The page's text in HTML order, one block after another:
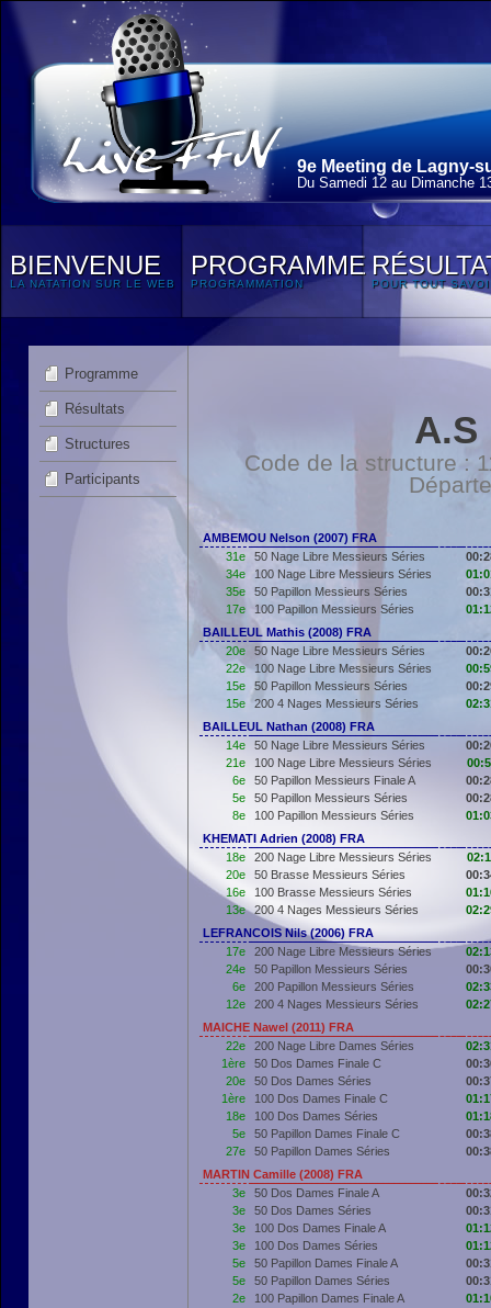
9e Meeting de Lagny-
Du Samedi 12 au Dimanche
BIENVENUE
LA NATATION SUR LE WEB
PROGRAMME
PROGRAMMATION POUR TOUT
Programme
Résultats
Structures
Participants
A.S
Code de la structure :
AMBEMOU Nelson (2007) FRA
31e
50 Nage Libre Messieurs Séries
34e
100 Nage Libre Messieurs Séries
35e
50 Papillon Messieurs Séries
17e
100 Papillon Messieurs Séries
BAILLEUL Mathis (2008) FRA
20e
50 Nage Libre Messieurs Séries
22e
100 Nage Libre Messieurs Séries
15e
50 Papillon Messieurs Séries
15e
200 4 Nages Messieurs Séries
BAILLEUL Nathan (2008) FRA
14e
50 Nage Libre Messieurs Séries
21e
100 Nage Libre Messieurs Séries
6e
50 Papillon Messieurs Finale A
5e
50 Papillon Messieurs Séries
8e
100 Papillon Messieurs Séries
KHEMATI Adrien (2008) FRA
18e
200 Nage Libre Messieurs Séries
20e
50 Brasse Messieurs Séries
16e
100 Brasse Messieurs Séries
13e
200 4 Nages Messieurs Séries
LEFRANCOIS Nils (2006) FRA
17e
200 Nage Libre Messieurs Séries
24e
50 Papillon Messieurs Séries
6e
200 Papillon Messieurs Séries
12e
200 4 Nages Messieurs Séries
MAICHE Nawel (2011) FRA
22e
200 Nage Libre Dames Séries
1ère
50 Dos Dames Finale C
20e
50 Dos Dames Séries
1ère
100 Dos Dames Finale C
18e
100 Dos Dames Séries
5e
50 Papillon Dames Finale C
27e
50 Papillon Dames Séries
MARTIN Camille (2008) FRA
3e
50 Dos Dames Finale A
3e
50 Dos Dames Séries
3e
100 Dos Dames Finale A
3e
100 Dos Dames Séries
5e
50 Papillon Dames Finale A
5e
50 Papillon Dames Séries
2e
100 Papillon Dames Finale A